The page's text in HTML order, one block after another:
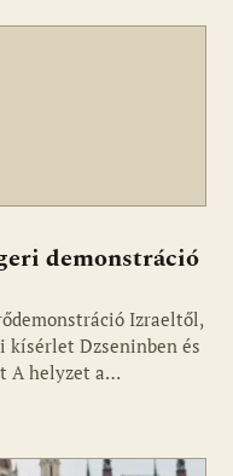
demonstráció
Izraeltől,
kísérlet Dzseninben és
A helyzet a…